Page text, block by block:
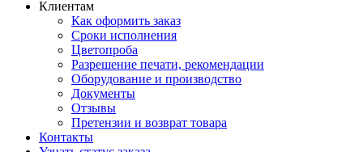
Клиентам
Как оформить заказ
Сроки исполнения
Цветопроба
Разрешение печати, рекомендации
Оборудование и производство
Документы
Отзывы
Претензии и возврат товара
Контакты